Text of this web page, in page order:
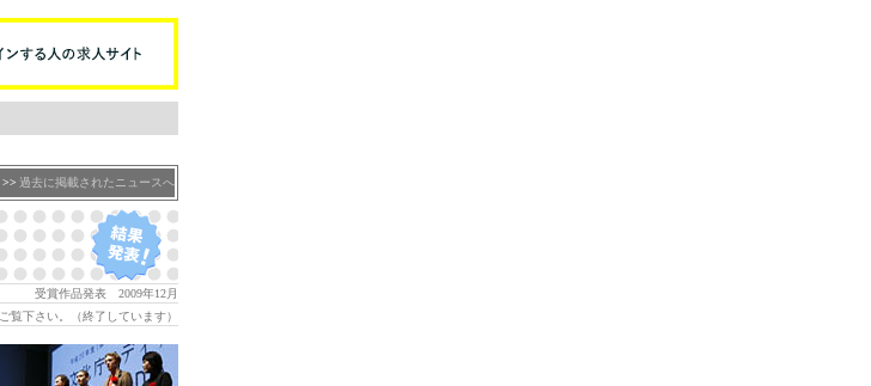
>> 過去に掲載されたニュースへ
受賞作品発表 2009年12月
覧下さい。（終了しています）